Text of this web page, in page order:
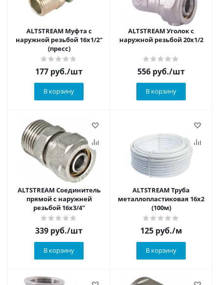
ALTSTREAM Муфта с
наружной резьбой 16х1/2"
(пресс)
177 руб./шт
В корзину
ALTSTREAM Уголок с
наружной резьбой 20х1/2
556 руб./шт
В корзину
ALTSTREAM Соединитель
прямой с наружней
резьбой 16х3/4"
339 руб./шт
В корзину
ALTSTREAM Труба
металлопластиковая 16x2
(100м)
125руб./м
В корзину